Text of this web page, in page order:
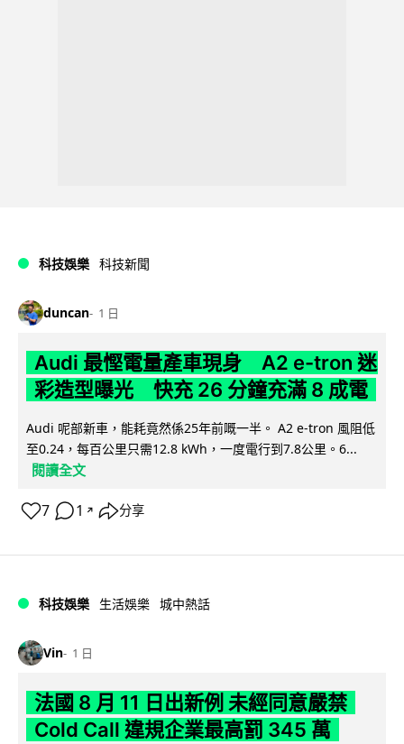
科技娛樂 科技新聞
duncan 1 日
Audi 最慳電量產車現身 A2 e-tron 迷
彩造型曝光 快充 26 分鐘充滿 8 成電
Audi 呢部新車，能耗竟然係25年前嘅一半。 A2 e-tron 風阻低
至0.24，每百公里只需12.8 kWh，一度電行到7.8公里。6...
閱讀全文
7 1 ↗ 分享
科技娛樂 生活娛樂 城中熱話
Vin 1 日
法國 8 月 11 日出新例 未經同意嚴禁
Cold Call 違規企業最高罰 345 萬